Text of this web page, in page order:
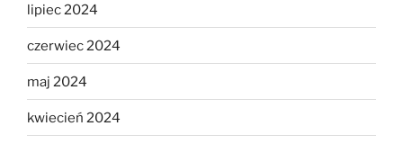
lipiec 2024
czerwiec 2024
maj 2024
kwiecień 2024